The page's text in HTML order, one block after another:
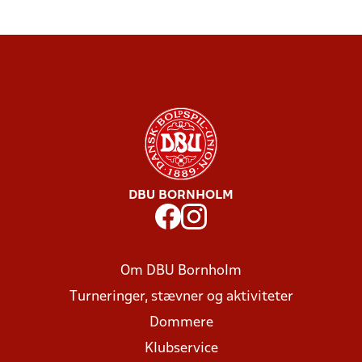
DBU BORNHOLM
Om DBU Bornholm
Turneringer, stævner og aktiviteter
Dommere
Klubservice